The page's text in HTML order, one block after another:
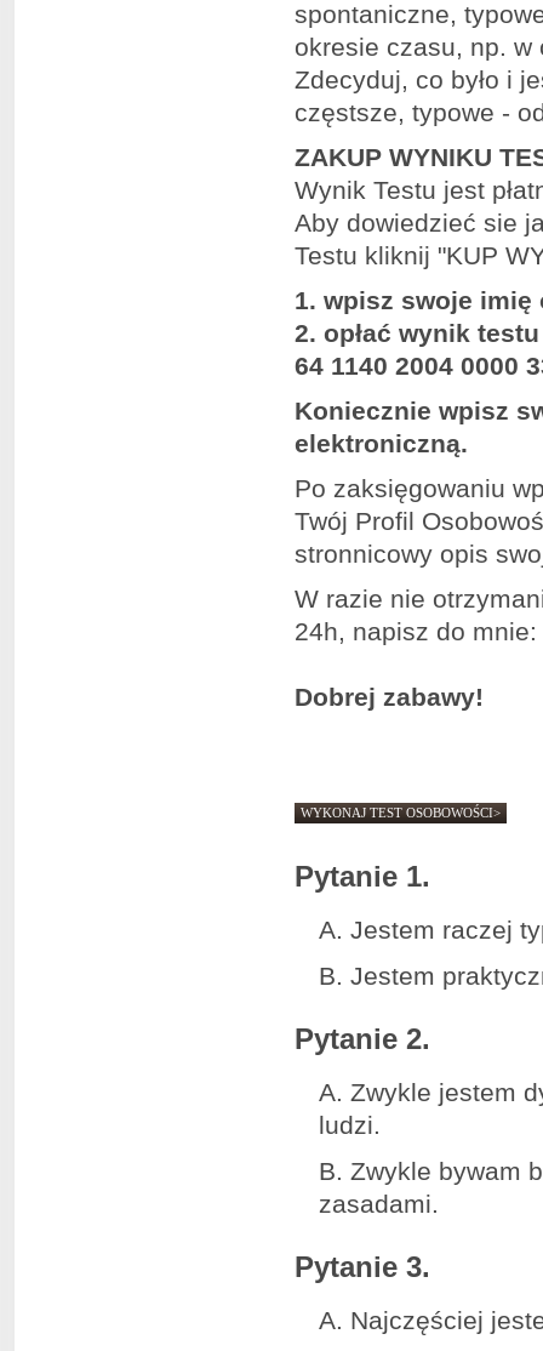
spontaniczne,
okresie czasu, np.
Zdecyduj, co było i
częstsze, typowe -
ZAKUP WYNIKU
Wynik Testu jest
Aby dowiedzieć sie
Testu kliknij "KUP
1. wpisz swoje imię
2. opłać wynik
64 1140 2004 0000
Koniecznie wpisz
elektroniczną.
Po zaksięgowaniu
Twój Profil
stronnicowy opis
W razie nie
24h, napisz do mnie:
Dobrej zabawy!
WYKONAJ TEST OSOBOWOŚCI>
Pytanie 1.
A. Jestem raczej
B. Jestem
Pytanie 2.
A. Zwykle jestem
ludzi.
B. Zwykle bywam
zasadami.
Pytanie 3.
A. Najczęściej